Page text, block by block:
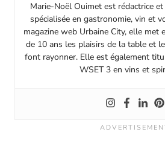
Marie-Noël Ouimet est rédactrice
spécialisée en gastronomie, vin et
magazine web Urbaine City, elle met
de 10 ans les plaisirs de la table et
font rayonner. Elle est également
WSET 3 en vins et